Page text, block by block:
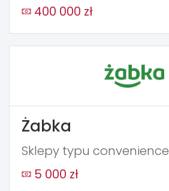
400 000 zł
Żabka
Sklepy typu convenience
5 000 zł